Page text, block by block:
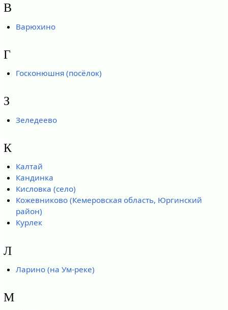
В
Варюхино
Г
Госконюшня (посёлок)
З
Зеледеево
К
Калтай
Кандинка
Кисловка (село)
Кожевниково (Кемеровская область, Юргинский
район)
Курлек
Л
Ларино (на Ум-реке)
М